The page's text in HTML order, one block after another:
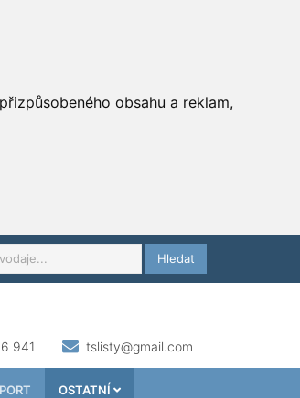
obsahu a reklam,
Hledat
941 tslisty@gmail.com
OSTATNÍ